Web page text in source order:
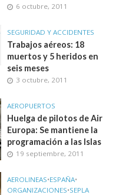
6 octubre, 2011
SEGURIDAD Y ACCIDENTES
Trabajos aéreos: 18
muertos y 5 heridos en
seis meses
3 octubre, 2011
AEROPUERTOS
Huelga de pilotos de Air
Europa: Se mantiene la
programación a las Islas
19 septiembre, 2011
AEROLINEAS•ESPAÑA•
ORGANIZACIONES•SEPLA